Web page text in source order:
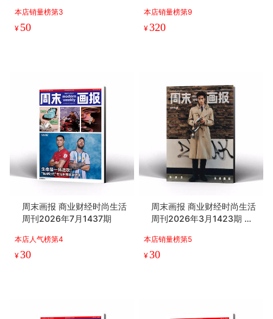
本店销量榜第3
¥ 50
本店销量榜第9
¥320
周末画报 商业财经时尚生活
周刊2026年7月1437期
本店人气榜第4
¥30
周末画报 商业财经时尚生活
周刊2026年3月1423期 张
本店销量榜第5
¥30